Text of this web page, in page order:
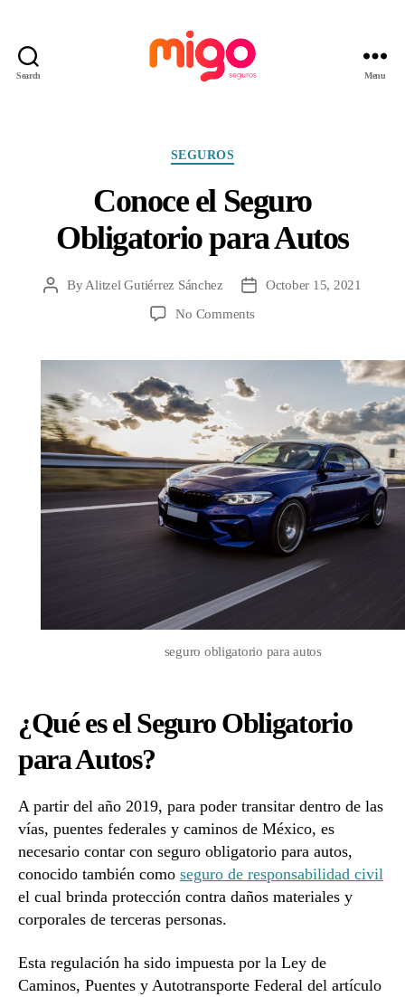
Search Menu
Categories
SEGUROS
Conoce el Seguro
Obligatorio para Autos
PostByAlitzel Gutiérrez Sánchez
PostOctober 15, 2021
No Commentson
Obligatorio
para
Autos
seguro obligatorio para autos
¿Qué es el Seguro Obligatorio
para Autos?
A partir del año 2019, para poder transitar dentro de las
vías, puentes federales y caminos de México, es
necesario contar con seguro obligatorio para autos,
conocido también como seguro de responsabilidad civil
el cual brinda protección contra daños materiales y
corporales de terceras personas.
Esta regulación ha sido impuesta por la Ley de
Caminos, Puentes y Autotransporte Federal del artículo